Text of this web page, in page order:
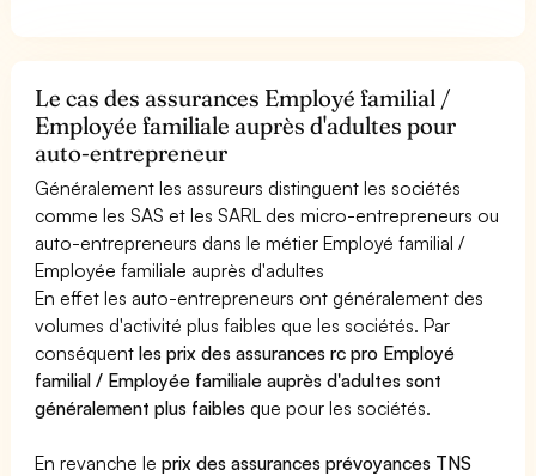
Le cas des assurances Employé familial /
Employée familiale auprès d'adultes pour
auto-entrepreneur
Généralement les assureurs distinguent les sociétés
comme les SAS et les SARL des micro-entrepreneurs ou
auto-entrepreneurs dans le métier Employé familial /
Employée familiale auprès d'adultes
En effet les auto-entrepreneurs ont généralement des
volumes d'activité plus faibles que les sociétés. Par
conséquentles prix des assurances rc pro Employé
familial / Employée familiale auprès d'adultes sont
généralement plus faibles que pour les sociétés.
En revanche leprix des assurances prévoyances TNS